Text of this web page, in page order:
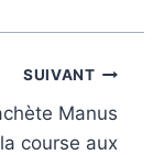
SUIVANT
Manus
course aux